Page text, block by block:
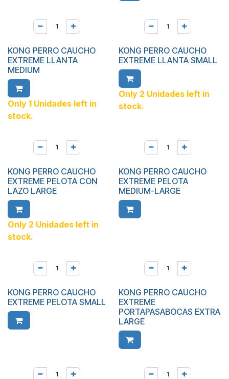
KONG PERRO CAUCHO
EXTREME LLANTA
MEDIUM
Only 1 Unidades left in
stock.
KONG PERRO CAUCHO
EXTREME LLANTA SMALL
Only 2 Unidades left in
stock.
KONG PERRO CAUCHO
EXTREME PELOTA CON
LAZO LARGE
Only 2 Unidades left in
stock.
KONG PERRO CAUCHO
EXTREME PELOTA
MEDIUM-LARGE
KONG PERRO CAUCHO
EXTREME PELOTA SMALL
KONG PERRO CAUCHO
EXTREME
PORTAPASABOCAS EXTRA
LARGE